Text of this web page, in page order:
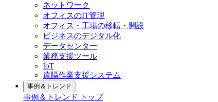
ネットワーク
オフィスのIT管理
オフィス・工場の移転・開設
ビジネスのデジタル化
データセンター
業務支援ツール
IoT
遠隔作業支援システム
事例＆トレンド
事例＆トレンド
トップ